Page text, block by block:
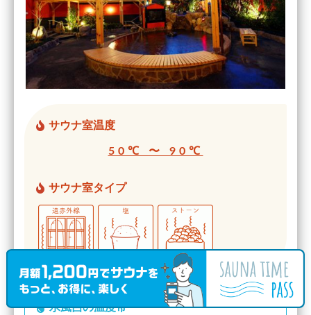
サウナ室温度
50℃ 〜 90℃
サウナ室タイプ
水風呂の温度帯